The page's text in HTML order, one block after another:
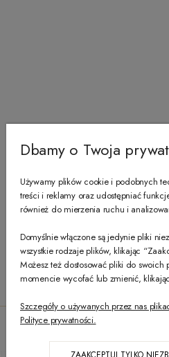
Dbamy o Twoja
Używamy plików cookie i podobnych
treści i reklamy oraz udostępniać
również do mierzenia ruchu i
Domyślnie włączone są jedynie pliki
wszystkie rodzaje plików, klikając
Możesz też dostosować pliki do
momencie wycofać lub zmienić,
Szczegóły o używanych przez nas
Polityce prywatności.